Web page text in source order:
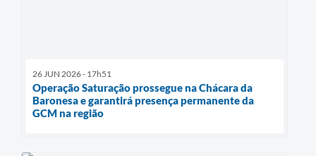
26 JUN 2026 - 17h51
Operação Saturação prossegue na Chácara da
Baronesa e garantirá presença permanente da
GCM na região